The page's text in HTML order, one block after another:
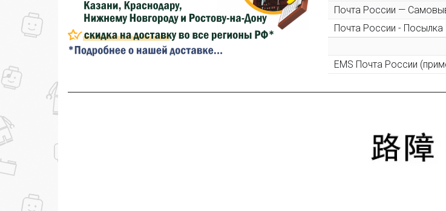
(фото сборки) до 10%
Пришлите фото поэтапной
10% при покупке следующего
на нашем сайте
100₽
за текстовый отзыв или 100₽
Оставьте отзыв (не менее 50
указанием номера и даты
Почта России —
Почта России -
EMS Почта России